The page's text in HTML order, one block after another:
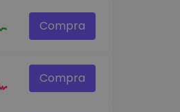
Compra
Compra